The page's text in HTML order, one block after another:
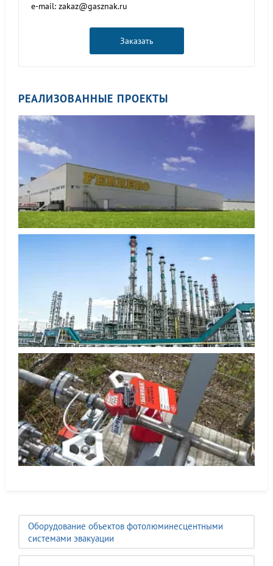
Оборудование объектов фотолюминесцентными
системами эвакуации
e-mail: zakaz@gasznak.ru
Заказать
РЕАЛИЗОВАННЫЕ ПРОЕКТЫ